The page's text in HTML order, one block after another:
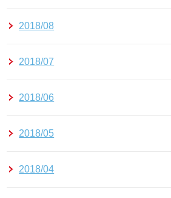
2018/08
2018/07
2018/06
2018/05
2018/04